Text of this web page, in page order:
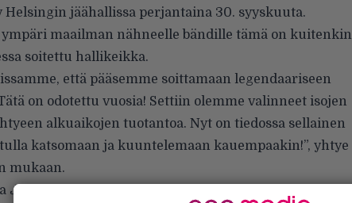
Helsingin jäähallissa perjantaina 30. syyskuuta.
maailman nähneelle bändille tämä on kuitenkin
soitettu hallikeikka.
että pääsemme soittamaan legendaariseen
on odotettu vuosia! Settiin olemme valinneet isojen
alkuaikojen tuotantoa. Nyt on tiedossa sellainen
katsomaan ja kuuntelemaan kauempaakin!”, yhtye
mukaan.
Jezebel